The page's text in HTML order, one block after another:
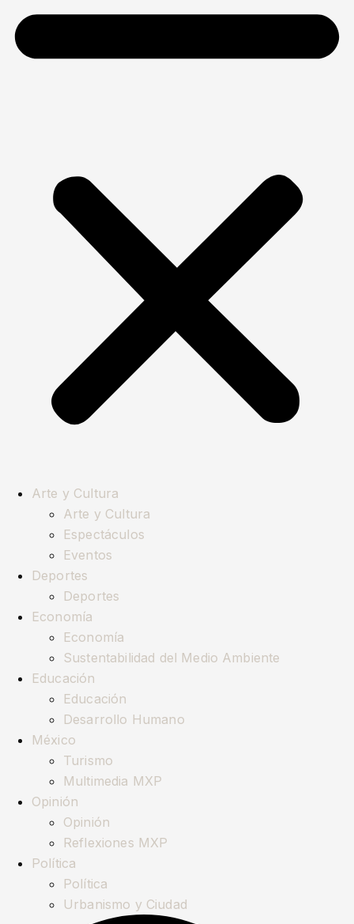
Arte y Cultura
Arte y Cultura
Espectáculos
Eventos
Deportes
Deportes
Economía
Economía
Sustentabilidad del Medio Ambiente
Educación
Educación
Desarrollo Humano
México
Turismo
Multimedia MXP
Opinión
Opinión
Reflexiones MXP
Política
Política
Urbanismo y Ciudad